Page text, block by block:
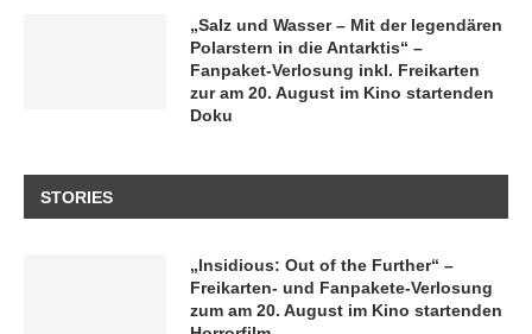
„Salz und Wasser – Mit der legendären
Polarstern in die Antarktis“ –
Fanpaket-Verlosung inkl. Freikarten
zur am 20. August im Kino startenden
Doku
STORIES
„Insidious: Out of the Further“ –
Freikarten- und Fanpakete-Verlosung
zum am 20. August im Kino startenden